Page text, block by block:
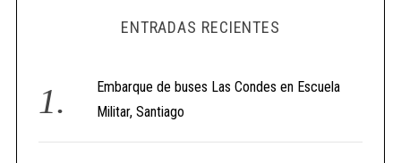
ENTRADAS RECIENTES
Embarque de buses Las Condes en Escuela
Militar, Santiago